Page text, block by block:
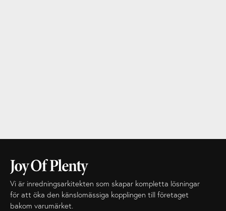
Vi är inredningsarkitekten som skapar kompletta lösningar
för att öka den känslomässiga kopplingen till företaget
bakom varumärket.